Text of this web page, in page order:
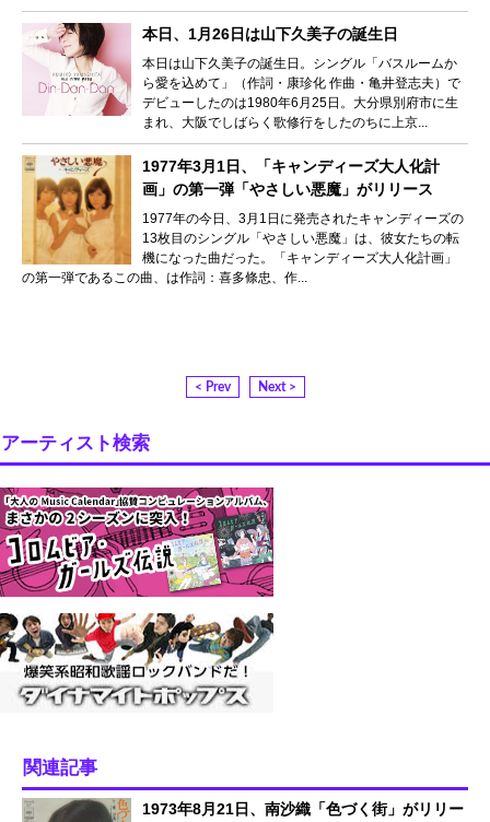
本日、1月26日は山下久美子の誕生日
本日は山下久美子の誕生日。シングル「バスルームか
ら愛を込めて」（作詞・康珍化 作曲・亀井登志夫）で
デビューしたのは1980年6月25日。大分県別府市に生
まれ、大阪でしばらく歌修行をしたのちに上京...
1977年3月1日、「キャンディーズ大人化計
画」の第一弾「やさしい悪魔」がリリース
1977年の今日、3月1日に発売されたキャンディーズの
13枚目のシングル「やさしい悪魔」は、彼女たちの転
機になった曲だった。「キャンディーズ大人化計画」
の第一弾であるこの曲、は作詞：喜多條忠、作...
< Prev Next >
アーティスト検索
関連記事
1973年8月21日、南沙織「色づく街」がリリー